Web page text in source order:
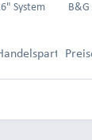
System
B&G